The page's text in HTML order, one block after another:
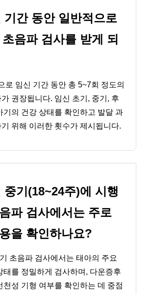
기간 동안 일반적으로
음파 검사를 받게 되
로 임신 기간 동안 총 5~7회 정도의
권장됩니다. 임신 초기, 중기, 후
기의 건강 상태를 확인하고 발달 과
위해 이러한 횟수가 제시됩니다.
중기(18~24주)에 시행
파 검사에서는 주로
을 확인하나요?
초음파 검사에서는 태아의 주요
태를 정밀하게 검사하며, 다운증후
천성 기형 여부를 확인하는 데 중점